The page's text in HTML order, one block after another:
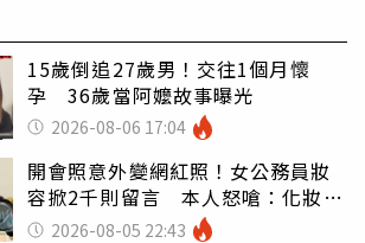
15歲倒追27歲男！交往1個月懷
孕 36歲當阿嬤故事曝光
2026-08-06 17:04
開會照意外變網紅照！女公務員妝
容掀2千則留言 本人怒嗆：化妝有
錯嗎2026-08-05 22:43